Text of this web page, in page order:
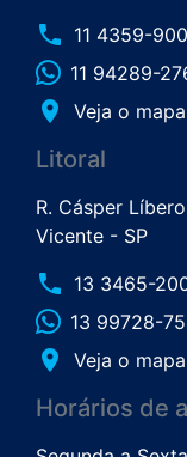
phone 11 4359-
11 94289-
place Veja o mapa
Litoral
R. Cásper
Vicente - SP
phone 13 3465-
13 99728-
place Veja o mapa
Horários de